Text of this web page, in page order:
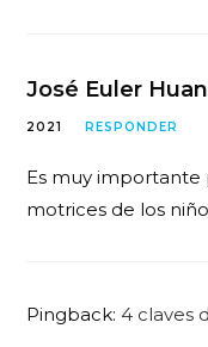
José Euler
2021 RESPONDER
Es muy importante
motrices de los
Pingback: 4 claves